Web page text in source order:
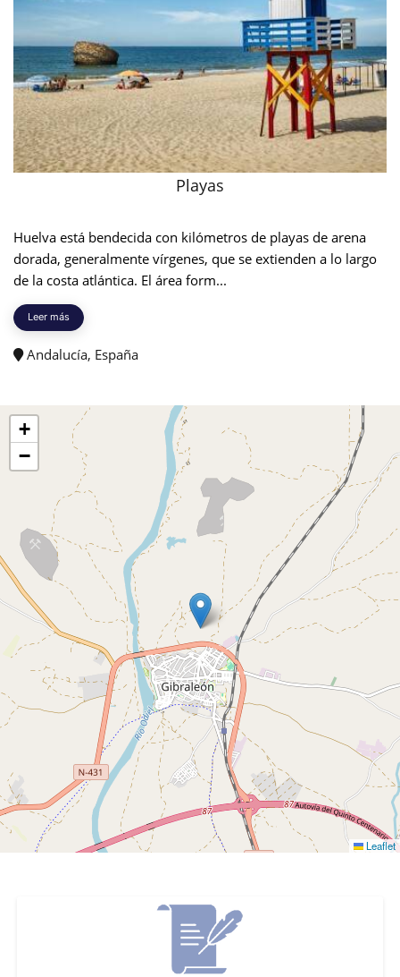
Playas
Huelva está bendecida con kilómetros de playas de arena
dorada, generalmente vírgenes, que se extienden a lo largo
de la costa atlántica. El área form...
Leer más
Andalucía, España
+
−
Leaflet